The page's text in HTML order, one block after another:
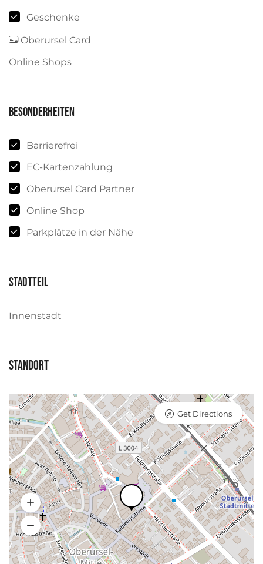
Geschenke
Oberursel Card
Online Shops
Besonderheiten
Barrierefrei
EC-Kartenzahlung
Oberursel Card Partner
Online Shop
Parkplätze in der Nähe
Stadtteil
Innenstadt
Standort
Get Directions